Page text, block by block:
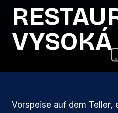
Vorspeise auf dem Teller,